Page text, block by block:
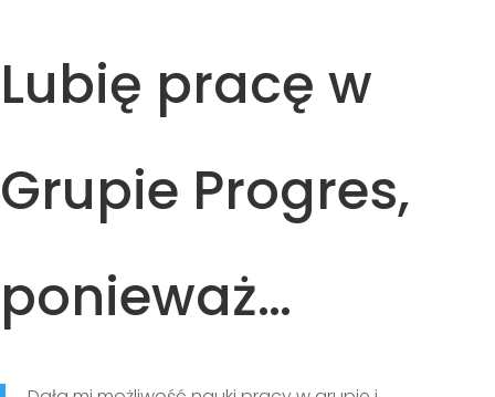
Lubię pracę w
Grupie Progres,
ponieważ…